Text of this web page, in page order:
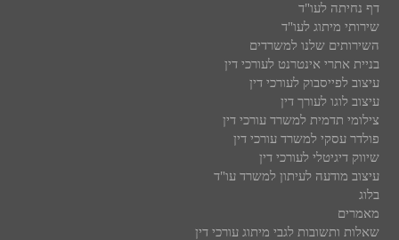
דף נחיתה לעו"ד
שירותי מיתוג לעו"ד
השירותים שלנו למשרדים
בניית אתרי אינטרנט לעורכי דין
עיצוב לפייסבוק לעורכי דין
עיצוב לוגו לעורך דין
צילומי תדמית למשרד עורכי דין
פולדר עסקי למשרד עורכי דין
שיווק דיגיטלי לעורכי דין
עיצוב מודעה לעיתון למשרד עו"ד
בלוג
מאמרים
שאלות ותשובות לגבי מיתוג עורכי דין